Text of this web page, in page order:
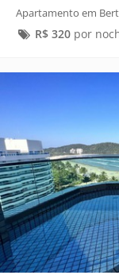
Apartamento em
R$ 320por